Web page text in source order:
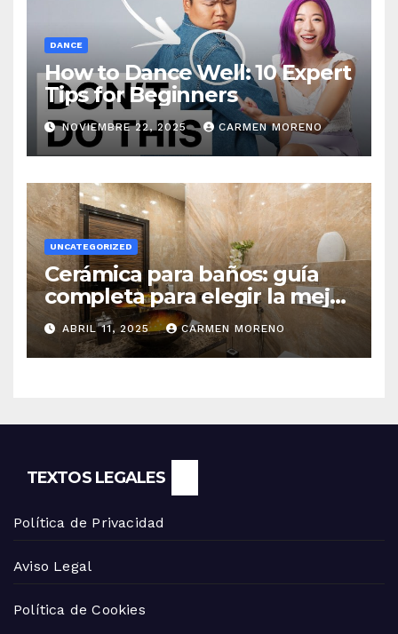
DANCE
How to Dance Well: 10 Expert
Tips for Beginners
NOVIEMBRE 22, 2025 CARMEN MORENO
UNCATEGORIZED
Cerámica para baños: guía
completa para elegir la mejor
opción
ABRIL 11, 2025 CARMEN MORENO
TEXTOS LEGALES
Política de Privacidad
Aviso Legal
Política de Cookies